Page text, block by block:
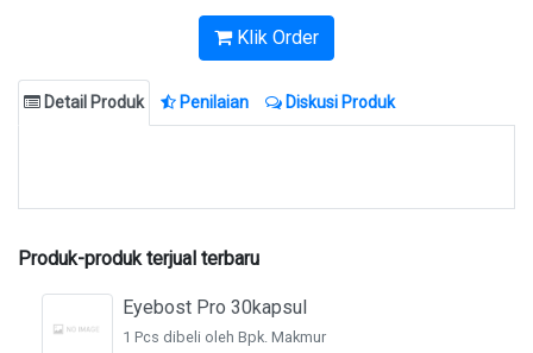
Klik Order
Detail Produk Penilaian Diskusi Produk
Produk-produk terjual terbaru
Eyebost Pro 30kapsul
1 Pcs dibeli oleh Bpk. Makmur